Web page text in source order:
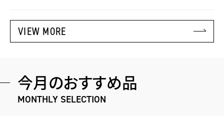
VIEW MORE
今月のおすすめ品
MONTHLY SELECTION